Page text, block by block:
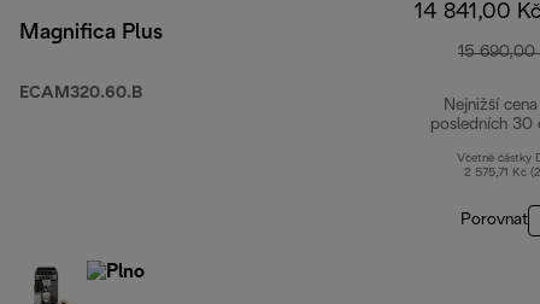
Magnifica Plus
ECAM320.60.B
14 841,00 Kč
15 690,00
Nejnižší
posledních 30
Včetně částky
2 575,71 Kč
Porovnat